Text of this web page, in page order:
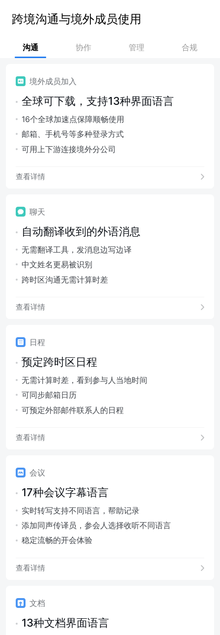
跨境沟通与境外成员使用
沟通 协作 管理 合规
境外成员加入
全球可下载，支持13种界面语言
16个全球加速点保障顺畅使用
邮箱、手机号等多种登录方式
可用上下游连接境外分公司
查看详情
聊天
自动翻译收到的外语消息
无需翻译工具，发消息边写边译
中文姓名更易被识别
跨时区沟通无需计算时差
查看详情
日程
预定跨时区日程
无需计算时差，看到参与人当地时间
可同步邮箱日历
可预定外部邮件联系人的日程
查看详情
会议
17种会议字幕语言
实时转写支持不同语言，帮助记录
添加同声传译员，参会人选择收听不同语言
稳定流畅的开会体验
查看详情
文档
13种文档界面语言